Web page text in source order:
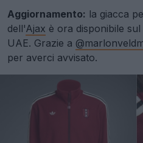
Aggiornamento: la giacca
dell'Ajax è ora disponibile
UAE. Grazie a
per averci avvisato.